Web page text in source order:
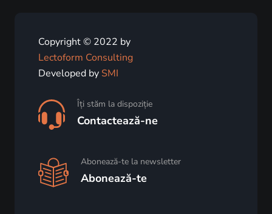
Copyright © 2022 by
Lectoform Consulting
Developed by SMI
Îți stăm la dispoziție
Contactează-ne
Abonează-te la newsletter
Abonează-te